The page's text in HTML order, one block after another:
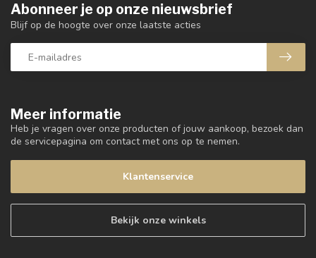
Meer informatie
Heb je vragen over onze producten of jouw aankoop, bezoek dan
de servicepagina om contact met ons op te nemen.
Klantenservice
Bekijk onze winkels
Abonneer je op onze nieuwsbrief
Blijf op de hoogte over onze laatste acties